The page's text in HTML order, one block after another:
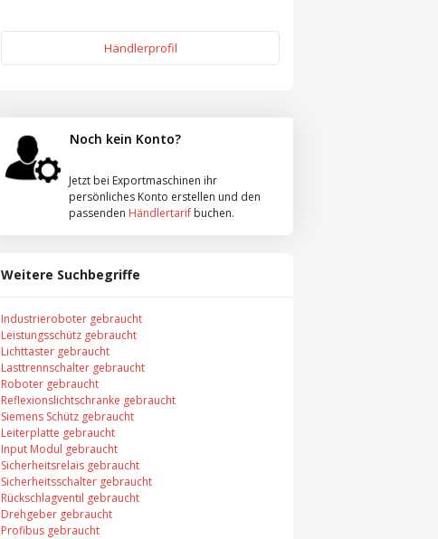
Händlerprofil
Noch kein Konto?
Jetzt bei Exportmaschinen ihr
persönliches Konto erstellen und den
passenden Händlertarif buchen.
Weitere Suchbegriffe
Industrieroboter gebraucht
Leistungsschütz gebraucht
Lichttaster gebraucht
Lasttrennschalter gebraucht
Roboter gebraucht
Reflexionslichtschranke gebraucht
Siemens Schütz gebraucht
Leiterplatte gebraucht
Input Modul gebraucht
Sicherheitsrelais gebraucht
Sicherheitsschalter gebraucht
Rückschlagventil gebraucht
Drehgeber gebraucht
Profibus gebraucht